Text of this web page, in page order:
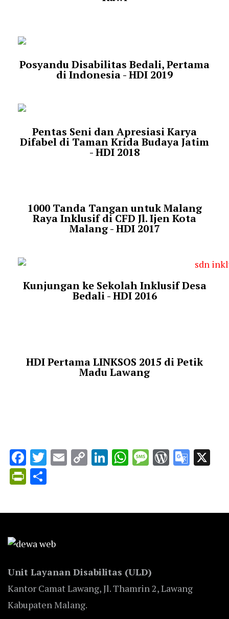
Posyandu Disabilitas Bedali, Pertama
di Indonesia - HDI 2019
Pentas Seni dan Apresiasi Karya
Difabel di Taman Krida Budaya Jatim
- HDI 2018
1000 Tanda Tangan untuk Malang
Raya Inklusif di CFD Jl. Ijen Kota
Malang - HDI 2017
Kunjungan ke Sekolah Inklusif Desa
Bedali - HDI 2016
HDI Pertama LINKSOS 2015 di Petik
Madu Lawang
Facebook
Twitter
EmailCopyLinkedIn
WhatsApp
Message
PrintFriendly
Unit Layanan Disabilitas (ULD)
Kantor Camat Lawang, Jl. Thamrin 2, Lawang
Kabupaten Malang.